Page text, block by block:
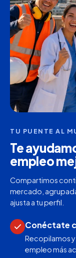
TU PUENTE AL
Te
empleo
Compartimos
mercado,
ajusta a tu perfil.
Conéctate
Recopilamos
empleo más